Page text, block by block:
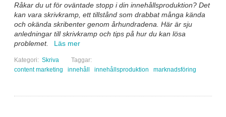
Råkar du ut för oväntade stopp i din innehållsproduktion? Det
kan vara skrivkramp, ett tillstånd som drabbat många kända
och okända skribenter genom århundradena. Här är sju
anledningar till skrivkramp och tips på hur du kan lösa
problemet.
Läs mer
Kategori: Skriva
Taggar:
content marketing
innehåll innehållsproduktion marknadsföring